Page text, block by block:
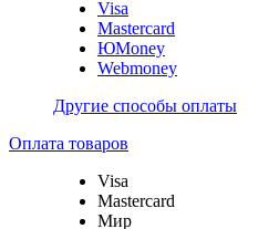
Visa
Mastercard
ЮMoney
Webmoney
Другие способы оплаты
Оплата товаров
Visa
Mastercard
Мир